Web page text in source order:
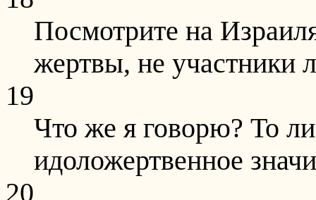
Посмотрите на
жертвы, не участники
19
Что же я говорю? То
идоложертвенное
20